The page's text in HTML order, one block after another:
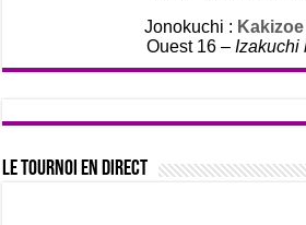
Jonokuchi : Kakizoe
Ouest 16 –Izakuchi
Le tournoi en direct